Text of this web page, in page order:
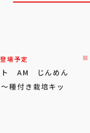
場予定
ト AM じんめん
種付き栽培キッ